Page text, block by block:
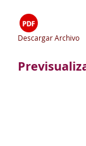
Descargar Archivo